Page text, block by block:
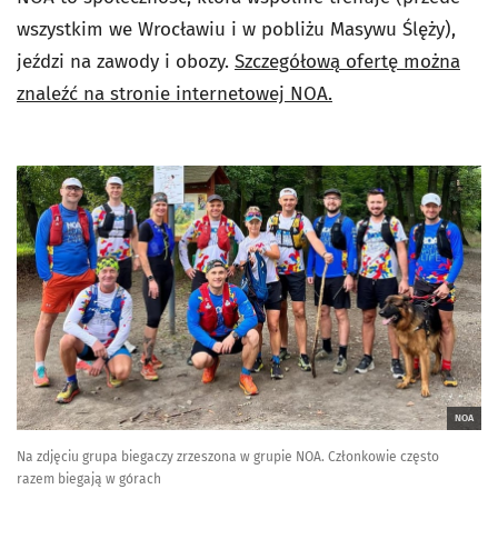
wszystkim we Wrocławiu i w pobliżu Masywu Ślęży),
jeździ na zawody i obozy. Szczegółową ofertę można
znaleźć na stronie internetowej NOA.
NOA
Na zdjęciu grupa biegaczy zrzeszona w grupie NOA. Członkowie często
razem biegają w górach